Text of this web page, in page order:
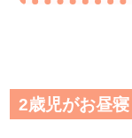
2歳児がお昼